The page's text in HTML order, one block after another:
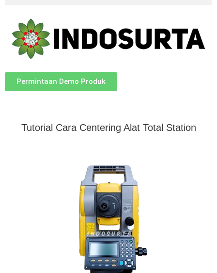
Permintaan Demo Produk
Tutorial Cara Centering Alat Total Station